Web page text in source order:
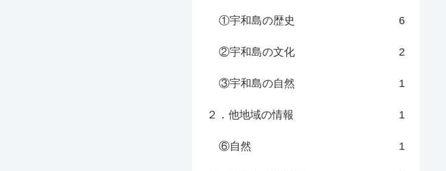
①宇和島の歴史 6
②宇和島の文化 2
③宇和島の自然 1
２．他地域の情報 1
⑥自然 1